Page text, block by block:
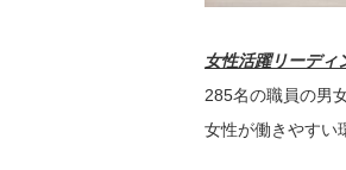
女性活躍リーディ
285名の職員の男
女性が働きやすい